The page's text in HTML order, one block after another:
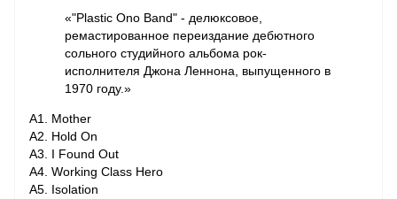
«"Plastic Ono Band" - делюксовое,
ремастированное переиздание дебютного
сольного студийного альбома рок-
исполнителя Джона Леннона, выпущенного в
1970 году.»
A1. Mother
A2. Hold On
A3. I Found Out
A4. Working Class Hero
A5. Isolation